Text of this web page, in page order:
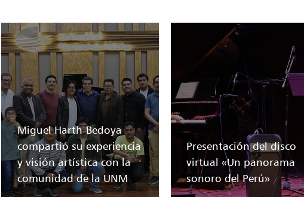
Miguel Harth-Bedoya
compartió su experiencia
y visión artística con la
comunidad de la UNM
Presentación del disco
virtual «Un panorama
sonoro del Perú»